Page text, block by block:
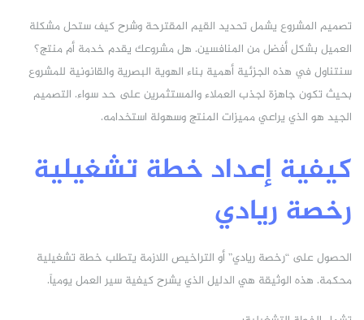
تصميم المشروع يشمل تحديد القيم المقترحة وشرح كيف ستحل مشكلة
العميل بشكل أفضل من المنافسين. هل مشروعك يقدم خدمة أم منتج؟
سنتناول في هذه الجزئية أهمية بناء الهوية البصرية والقانونية للمشروع
بحيث تكون جاهزة لجذب العملاء والمستثمرين على حد سواء. التصميم
الجيد هو الذي يراعي مميزات المنتج وسهولة استخدامه.
كيفية إعداد خطة تشغيلية
رخصة ريادي
الحصول على “رخصة ريادي” أو التراخيص اللازمة يتطلب خطة تشغيلية
محكمة. هذه الوثيقة هي الدليل الذي يشرح كيفية سير العمل يومياً.